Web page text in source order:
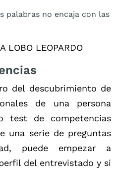
palabras no encaja con las
LOBO LEOPARDO
del descubrimiento de
de una persona
test de competencias
una serie de preguntas
puede empezar a
del entrevistado y si